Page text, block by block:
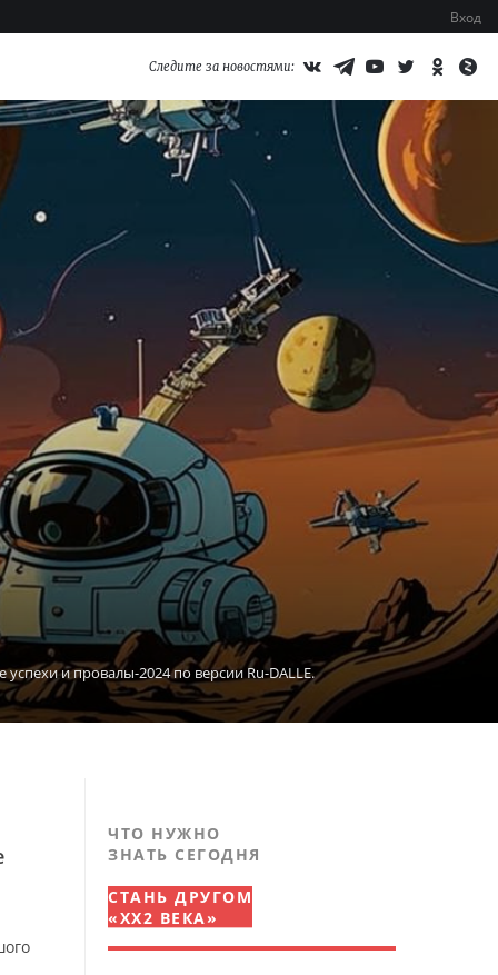
Вход
Следите за новостями:
успехи и провалы-2024 по версии Ru-DALLE.
ЧТО НУЖНО
ЗНАТЬ СЕГОДНЯ
СТАНЬ ДРУГОМ
«XX2 ВЕКА»